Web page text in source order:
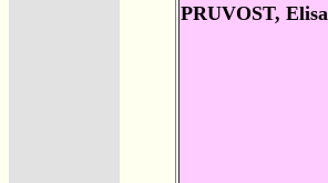
PRUVOST, Elisa